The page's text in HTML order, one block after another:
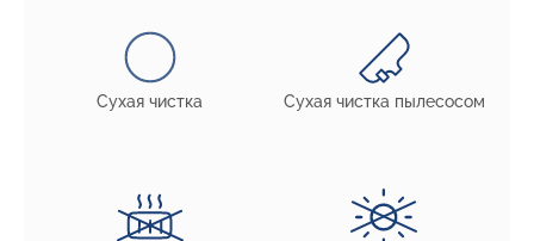
Сухая чистка Сухая чистка пылесосом